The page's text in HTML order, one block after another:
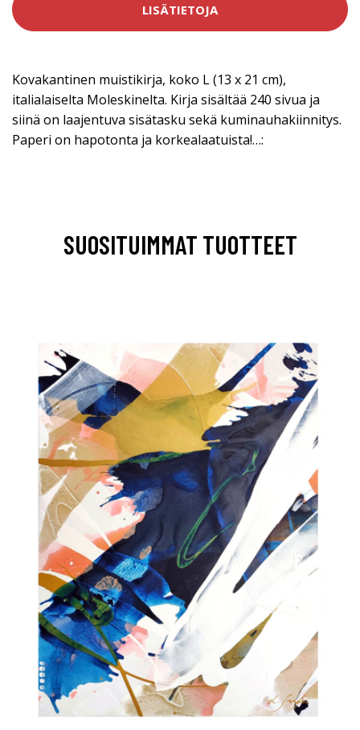
LISÄTIETOJA
Kovakantinen muistikirja, koko L (13 x 21 cm),
italialaiselta Moleskinelta. Kirja sisältää 240 sivua ja
siinä on laajentuva sisätasku sekä kuminauhakiinnitys.
Paperi on hapotonta ja korkealaatuista!…:
SUOSITUIMMAT TUOTTEET